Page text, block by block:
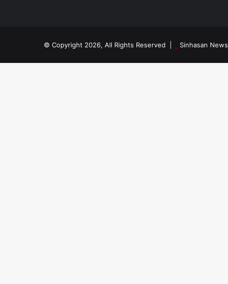
© Copyright 2026, All Rights Reserved | Sinhasan News